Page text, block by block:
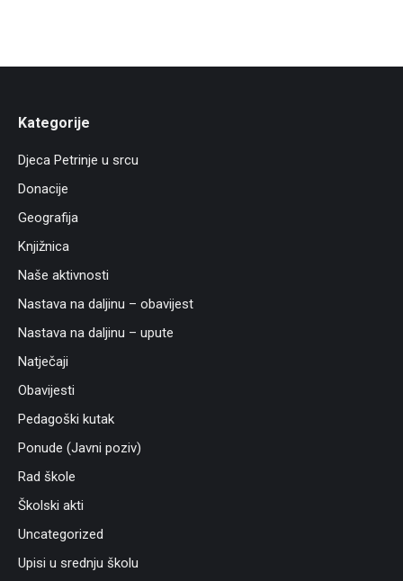
Kategorije
Djeca Petrinje u srcu
Donacije
Geografija
Knjižnica
Naše aktivnosti
Nastava na daljinu – obavijest
Nastava na daljinu – upute
Natječaji
Obavijesti
Pedagoški kutak
Ponude (Javni poziv)
Rad škole
Školski akti
Uncategorized
Upisi u srednju školu